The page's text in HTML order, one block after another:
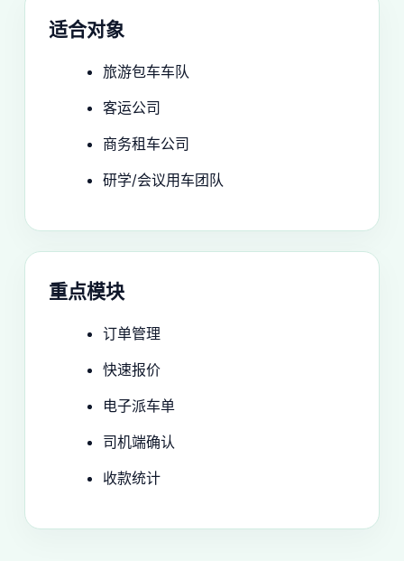
适合对象
旅游包车车队
客运公司
商务租车公司
研学/会议用车团队
重点模块
订单管理
快速报价
电子派车单
司机端确认
收款统计